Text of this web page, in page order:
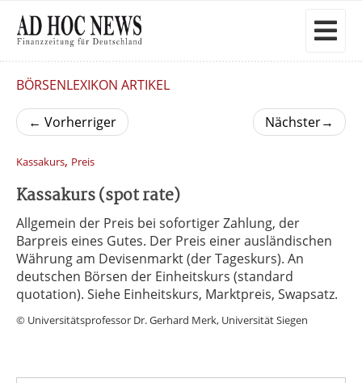
BÖRSENLEXIKON ARTIKEL
← Vorherriger Nächster→
Kassakurs, Preis
Kassakurs (spot rate)
Allgemein der Preis bei sofortiger Zahlung, der
Barpreis eines Gutes. Der Preis einer ausländischen
Währung am Devisenmarkt (der Tageskurs). An
deutschen Börsen der Einheitskurs (standard
quotation). Siehe Einheitskurs, Marktpreis, Swapsatz.
© Universitätsprofessor Dr. Gerhard Merk, Universität Siegen